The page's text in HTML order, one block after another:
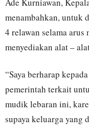
menambahkan, untuk
4 relawan selama
menyediakan alat –
“Saya berharap
pemerintah terkait
mudik lebaran ini,
supaya keluarga yang